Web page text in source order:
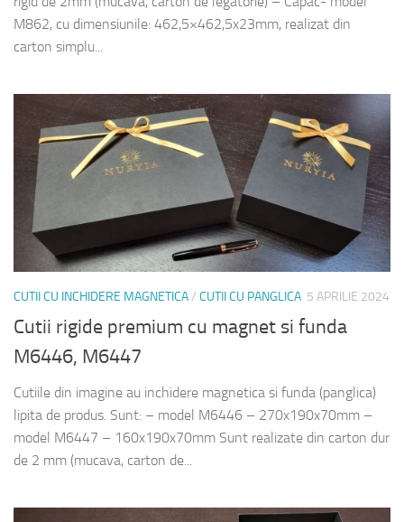
M862, cu dimensiunile: 462,5×462,5x23mm, realizat din
carton simplu...
CUTII CU INCHIDERE MAGNETICA/ CUTII CU PANGLICA 5 APRILIE 2024
Cutii rigide premium cu magnet si funda
M6446, M6447
Cutiile din imagine au inchidere magnetica si funda (panglica)
lipita de produs. Sunt: – model M6446 – 270x190x70mm –
model M6447 – 160x190x70mm Sunt realizate din carton dur
de 2 mm (mucava, carton de...